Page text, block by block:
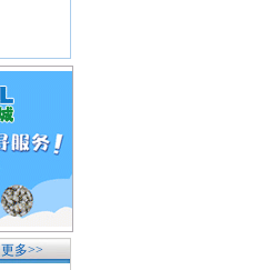
更多>>